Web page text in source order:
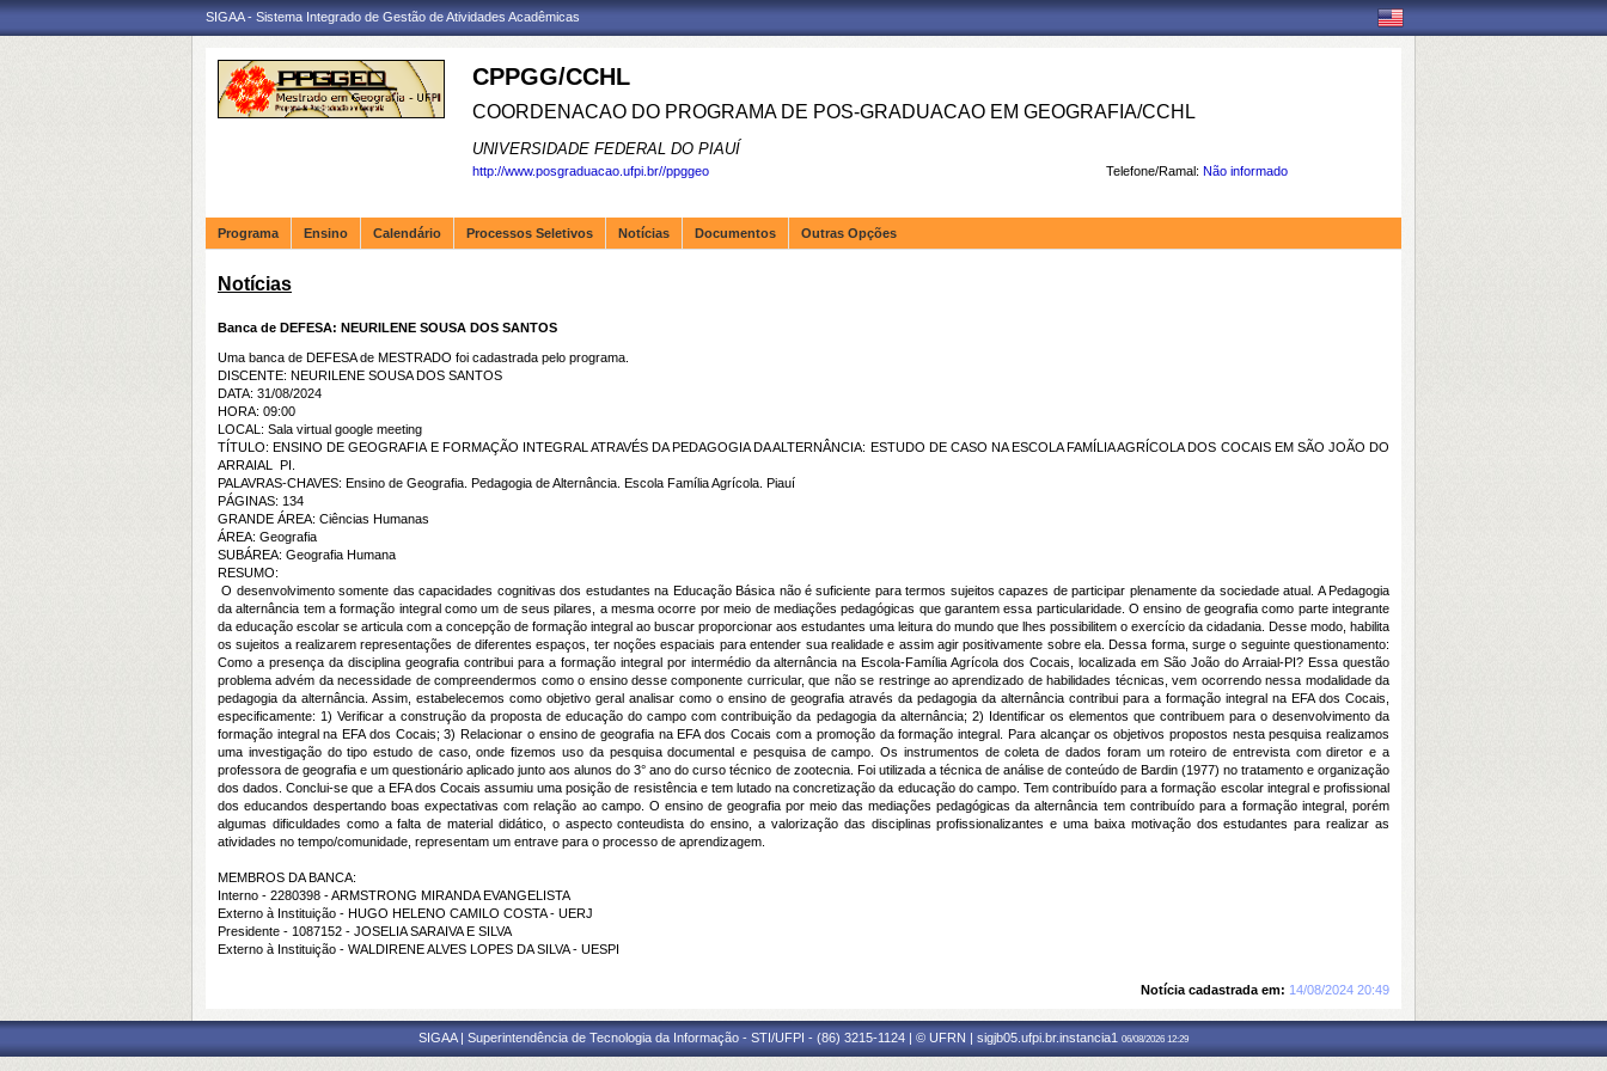
SIGAA - Sistema Integrado de Gestão de Atividades Acadêmicas
CPPGG/CCHL
COORDENACAO DO PROGRAMA DE POS-GRADUACAO EM GEOGRAFIA/CCHL
UNIVERSIDADE FEDERAL DO PIAUÍ
Telefone/Ramal: Não informado
http://www.posgraduacao.ufpi.br//ppggeo
Programa Ensino Calendário Processos Seletivos Notícias Documentos Outras Opções
Notícias
Banca de DEFESA: NEURILENE SOUSA DOS SANTOS
Uma banca de DEFESA de MESTRADO foi cadastrada pelo programa.
DISCENTE: NEURILENE SOUSA DOS SANTOS
DATA: 31/08/2024
HORA: 09:00
LOCAL: Sala virtual google meeting
TÍTULO: ENSINO DE GEOGRAFIA E FORMAÇÃO INTEGRAL ATRAVÉS DA PEDAGOGIA DA ALTERNÂNCIA: ESTUDO DE CASO NA ESCOLA FAMÍLIA AGRÍCOLA DOS COCAIS EM SÃO JOÃO DO
ARRAIAL  PI.
PALAVRAS-CHAVES: Ensino de Geografia. Pedagogia de Alternância. Escola Família Agrícola. Piauí
PÁGINAS: 134
GRANDE ÁREA: Ciências Humanas
ÁREA: Geografia
SUBÁREA: Geografia Humana
RESUMO:
O desenvolvimento somente das capacidades cognitivas dos estudantes na Educação Básica não é suficiente para termos sujeitos capazes de participar plenamente da sociedade atual. A Pedagogia
da alternância tem a formação integral como um de seus pilares, a mesma ocorre por meio de mediações pedagógicas que garantem essa particularidade. O ensino de geografia como parte integrante
da educação escolar se articula com a concepção de formação integral ao buscar proporcionar aos estudantes uma leitura do mundo que lhes possibilitem o exercício da cidadania. Desse modo, habilita
os sujeitos a realizarem representações de diferentes espaços, ter noções espaciais para entender sua realidade e assim agir positivamente sobre ela. Dessa forma, surge o seguinte questionamento:
Como a presença da disciplina geografia contribui para a formação integral por intermédio da alternância na Escola-Família Agrícola dos Cocais, localizada em São João do Arraial-PI? Essa questão
problema advém da necessidade de compreendermos como o ensino desse componente curricular, que não se restringe ao aprendizado de habilidades técnicas, vem ocorrendo nessa modalidade da
pedagogia da alternância. Assim, estabelecemos como objetivo geral analisar como o ensino de geografia através da pedagogia da alternância contribui para a formação integral na EFA dos Cocais,
especificamente: 1) Verificar a construção da proposta de educação do campo com contribuição da pedagogia da alternância; 2) Identificar os elementos que contribuem para o desenvolvimento da
formação integral na EFA dos Cocais; 3) Relacionar o ensino de geografia na EFA dos Cocais com a promoção da formação integral. Para alcançar os objetivos propostos nesta pesquisa realizamos
uma investigação do tipo estudo de caso, onde fizemos uso da pesquisa documental e pesquisa de campo. Os instrumentos de coleta de dados foram um roteiro de entrevista com diretor e a
professora de geografia e um questionário aplicado junto aos alunos do 3° ano do curso técnico de zootecnia. Foi utilizada a técnica de análise de conteúdo de Bardin (1977) no tratamento e organização
dos dados. Conclui-se que a EFA dos Cocais assumiu uma posição de resistência e tem lutado na concretização da educação do campo. Tem contribuído para a formação escolar integral e profissional
dos educandos despertando boas expectativas com relação ao campo. O ensino de geografia por meio das mediações pedagógicas da alternância tem contribuído para a formação integral, porém
algumas dificuldades como a falta de material didático, o aspecto conteudista do ensino, a valorização das disciplinas profissionalizantes e uma baixa motivação dos estudantes para realizar as
atividades no tempo/comunidade, representam um entrave para o processo de aprendizagem.
MEMBROS DA BANCA:
Interno - 2280398 - ARMSTRONG MIRANDA EVANGELISTA
Externo à Instituição - HUGO HELENO CAMILO COSTA - UERJ
Presidente - 1087152 - JOSELIA SARAIVA E SILVA
Externo à Instituição - WALDIRENE ALVES LOPES DA SILVA - UESPI
Notícia cadastrada em: 14/08/2024 20:49
SIGAA | Superintendência de Tecnologia da Informação - STI/UFPI - (86) 3215-1124 | © UFRN | sigjb05.ufpi.br.instancia1 06/08/2026 12:29